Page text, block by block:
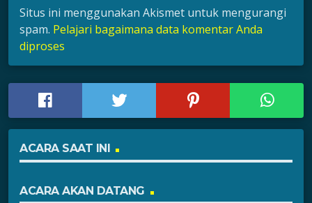
Situs ini menggunakan Akismet untuk mengurangi
spam. Pelajari bagaimana data komentar Anda
diproses
ACARA SAAT INI
ACARA AKAN DATANG